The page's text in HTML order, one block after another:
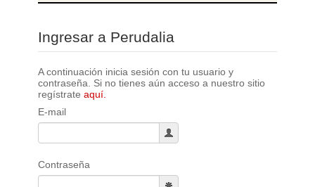
Ingresar a Perudalia
A continuación inicia sesión con tu usuario y
contraseña. Si no tienes aún acceso a nuestro sitio
regístrate aquí.
E-mail
Contraseña